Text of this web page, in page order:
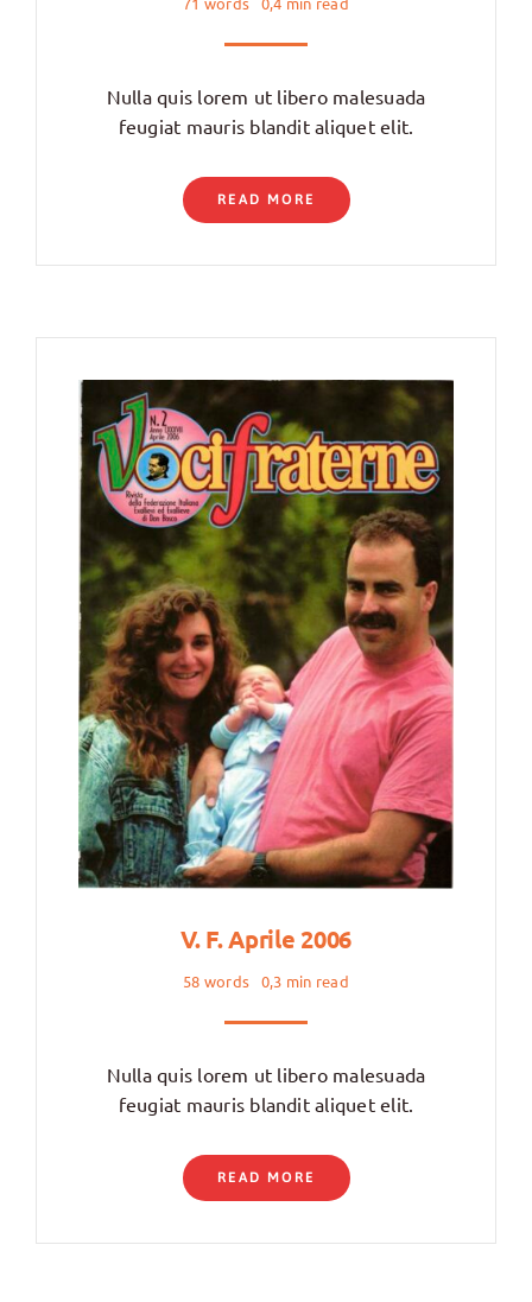
Nulla quis lorem ut libero malesuada
feugiat mauris blandit aliquet elit.
READ MORE
V. F. Aprile 2006
58 words 0,3 min read
Nulla quis lorem ut libero malesuada
feugiat mauris blandit aliquet elit.
READ MORE